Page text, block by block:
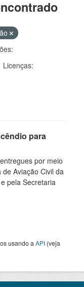
Licenças:
para
por meio
Aviação Civil da
pela Secretaria
usando a API (veja